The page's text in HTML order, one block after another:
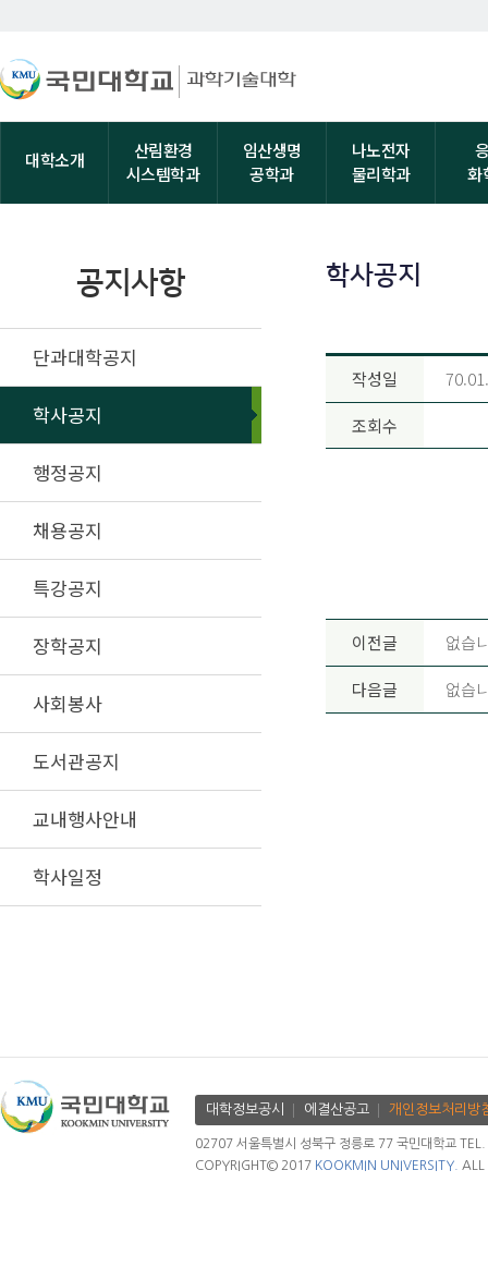
대학소개
산림환경
시스템학과
임산생명
공학과
나노전자
물리학과
화
공지사항
단과대학공지
학사공지
행정공지
채용공지
특강공지
장학공지
사회봉사
도서관공지
교내행사안내
학사일정
학사공지
작성일
조회수
이전글 없습
다음글 없습
대학정보공시 에결산공고 개인정보처리방
02707 서울특별시 성북구 정릉로 77 국민대학교
COPYRIGHT© 2017 KOOKMIN UNIVERSITY. ALL